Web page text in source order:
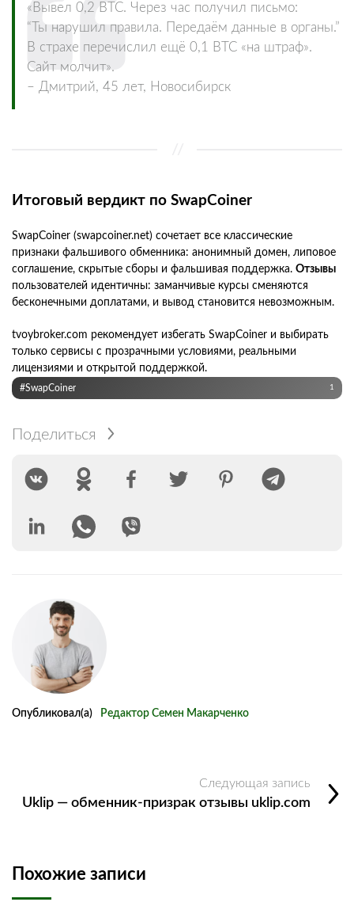
«Вывел 0,2 BTC. Через час получил письмо:
“Ты нарушил правила. Передаём данные в органы.”
В страхе перечислил ещё 0,1 BTC «на штраф».
Сайт молчит».
– Дмитрий, 45 лет, Новосибирск
Итоговый вердикт по SwapCoiner
SwapCoiner (swapcoiner.net) сочетает все классические
признаки фальшивого обменника: анонимный домен, липовое
соглашение, скрытые сборы и фальшивая поддержка. Отзывы
пользователей идентичны: заманчивые курсы сменяются
бесконечными доплатами, и вывод становится невозможным.
tvoybroker.com рекомендует избегать SwapCoiner и выбирать
только сервисы с прозрачными условиями, реальными
лицензиями и открытой поддержкой.
#SwapCoiner 1
Поделиться
Опубликовал(а) Редактор Семен Макарченко
Следующая запись
Uklip — обменник-призрак отзывы uklip.com
Похожие записи